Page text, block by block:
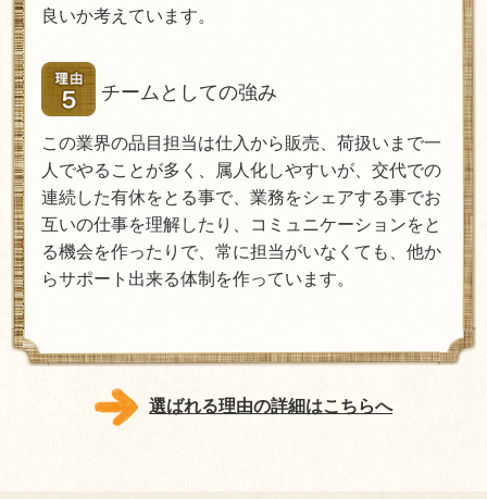
良いか考えています。
チームとしての強み
この業界の品目担当は仕入から販売、荷扱いまで一
人でやることが多く、属人化しやすいが、交代での
連続した有休をとる事で、業務をシェアする事でお
互いの仕事を理解したり、コミュニケーションをと
る機会を作ったりで、常に担当がいなくても、他か
らサポート出来る体制を作っています。
選ばれる理由の詳細はこちらへ